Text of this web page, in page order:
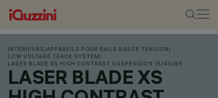
INTÉRIEURS /APPAREILS POUR RAILS BASSE TENSION /
LOW VOLTAGE TRACK SYSTEM /
LASER BLADE XS HIGH CONTRAST SUSPENSION 1X/4X/9X
LASER BLADE XS